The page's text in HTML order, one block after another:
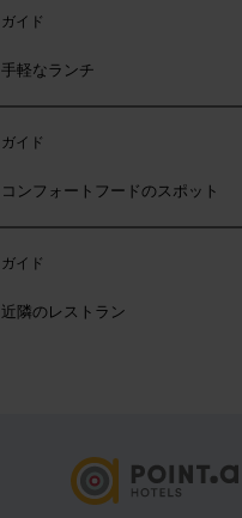
ガイド
手軽なランチ
ガイド
コンフォートフードのスポット
ガイド
近隣のレストラン